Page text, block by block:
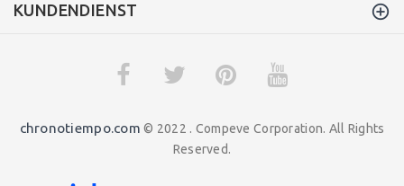
KUNDENDIENST
chronotiempo.com © 2022 . Compeve Corporation. All Rights
Reserved.